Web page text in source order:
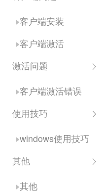
客户端安装
客户端激活
激活问题
客户端激活错误
使用技巧
windows使用技巧
其他
其他